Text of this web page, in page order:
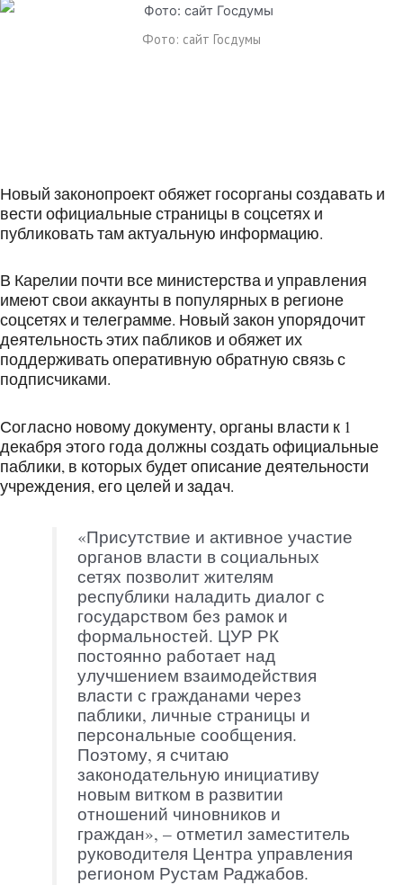
Фото: сайт Госдумы
Новый законопроект обяжет госорганы создавать и
вести официальные страницы в соцсетях и
публиковать там актуальную информацию.
В Карелии почти все министерства и управления
имеют свои аккаунты в популярных в регионе
соцсетях и телеграмме. Новый закон упорядочит
деятельность этих пабликов и обяжет их
поддерживать оперативную обратную связь с
подписчиками.
Согласно новому документу, органы власти к 1
декабря этого года должны создать официальные
паблики, в которых будет описание деятельности
учреждения, его целей и задач.
«Присутствие и активное участие
органов власти в социальных
сетях позволит жителям
республики наладить диалог с
государством без рамок и
формальностей. ЦУР РК
постоянно работает над
улучшением взаимодействия
власти с гражданами через
паблики, личные страницы и
персональные сообщения.
Поэтому, я считаю
законодательную инициативу
новым витком в развитии
отношений чиновников и
граждан», – отметил заместитель
руководителя Центра управления
регионом Рустам Раджабов.